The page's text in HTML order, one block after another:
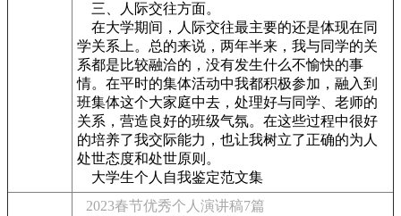
三、人际交往方面。
在大学期间，人际交往最主要的还是体现在同
学关系上。总的来说，两年半来，我与同学的关
系都是比较融洽的，没有发生什么不愉快的事
情。在平时的集体活动中我都积极参加，融入到
班集体这个大家庭中去，处理好与同学、老师的
关系，营造良好的班级气氛。在这些过程中很好
的培养了我交际能力，也让我树立了正确的为人
处世态度和处世原则。
大学生个人自我鉴定范文集
2023春节优秀个人演讲稿7篇